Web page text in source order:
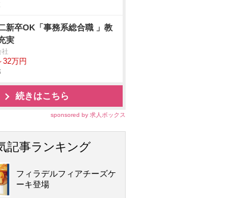
新卒OK「事務系総合職 」教
実
社
32万円
続きはこちら
sponsored by 求人ボックス
記事ランキング
フィラデルフィアチーズケ
ーキ登場